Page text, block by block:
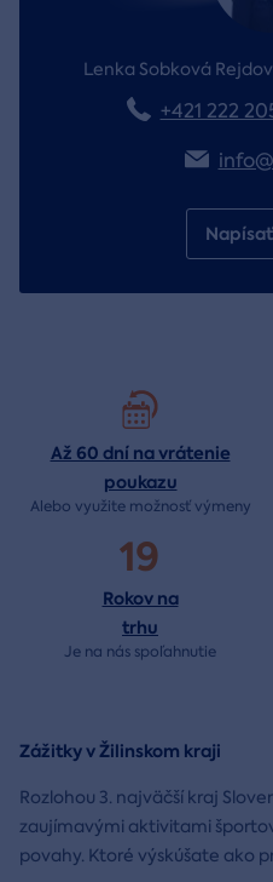
Lenka Sobková
+421 222
Až 60 dní na vrátenie
poukazu
Alebo využite možnosť výmeny
19
Rokov na
trhu
Je na nás spoľahnutie
Zážitky v Žilinskom kraji
Rozlohou 3. najväčší kraj
zaujímavými aktivitami
povahy. Ktoré výskúšate ako